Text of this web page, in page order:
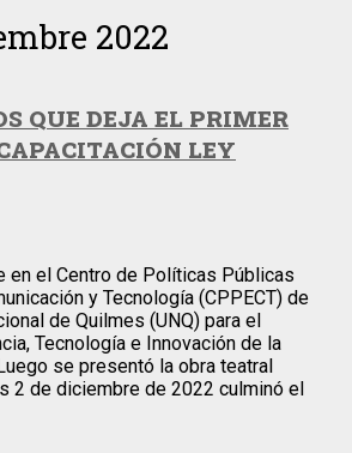
2022
QUE DEJA EL PRIMER
LEY
en el Centro de Políticas Públicas
y Tecnología (CPPECT) de
de Quilmes (UNQ) para el
Tecnología e Innovación de la
se presentó la obra teatral
2 de diciembre de 2022 culminó el